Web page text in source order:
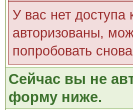
У вас нет
авторизованы,
попробовать
Сейчас вы не
форму ниже.